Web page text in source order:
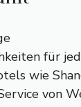
für
wie
von